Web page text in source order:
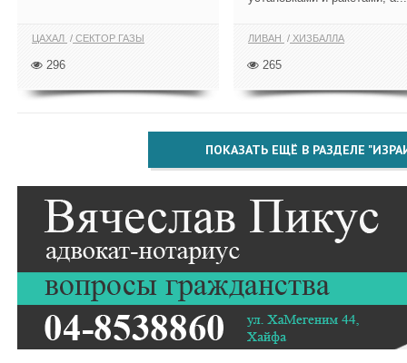
ЦАХАЛ СЕКТОР ГАЗЫ
296
ЛИВАН ХИЗБАЛЛА
265
ПОКАЗАТЬ ЕЩЁ В РАЗДЕЛЕ